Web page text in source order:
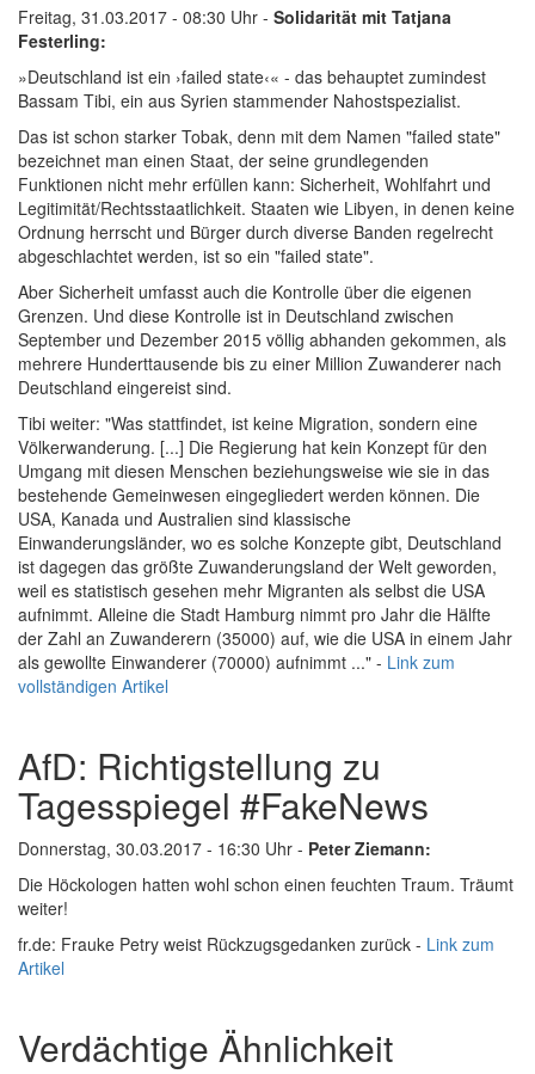
Freitag, 31.03.2017 - 08:30 Uhr - Solidarität mit Tatjana
Festerling:
»Deutschland ist ein ›failed state‹« - das behauptet zumindest
Bassam Tibi, ein aus Syrien stammender Nahostspezialist.
Das ist schon starker Tobak, denn mit dem Namen "failed state"
bezeichnet man einen Staat, der seine grundlegenden
Funktionen nicht mehr erfüllen kann: Sicherheit, Wohlfahrt und
Legitimität/Rechtsstaatlichkeit. Staaten wie Libyen, in denen keine
Ordnung herrscht und Bürger durch diverse Banden regelrecht
abgeschlachtet werden, ist so ein "failed state".
Aber Sicherheit umfasst auch die Kontrolle über die eigenen
Grenzen. Und diese Kontrolle ist in Deutschland zwischen
September und Dezember 2015 völlig abhanden gekommen, als
mehrere Hunderttausende bis zu einer Million Zuwanderer nach
Deutschland eingereist sind.
Tibi weiter: "Was stattfindet, ist keine Migration, sondern eine
Völkerwanderung. [...] Die Regierung hat kein Konzept für den
Umgang mit diesen Menschen beziehungsweise wie sie in das
bestehende Gemeinwesen eingegliedert werden können. Die
USA, Kanada und Australien sind klassische
Einwanderungsländer, wo es solche Konzepte gibt, Deutschland
ist dagegen das größte Zuwanderungsland der Welt geworden,
weil es statistisch gesehen mehr Migranten als selbst die USA
aufnimmt. Alleine die Stadt Hamburg nimmt pro Jahr die Hälfte
der Zahl an Zuwanderern (35000) auf, wie die USA in einem Jahr
als gewollte Einwanderer (70000) aufnimmt ..." - Link zum
vollständigen Artikel
AfD: Richtigstellung zu
Tagesspiegel #FakeNews
Donnerstag, 30.03.2017 - 16:30 Uhr - Peter Ziemann:
Die Höckologen hatten wohl schon einen feuchten Traum. Träumt
weiter!
fr.de: Frauke Petry weist Rückzugsgedanken zurück - Link zum
Artikel
Verdächtige Ähnlichkeit